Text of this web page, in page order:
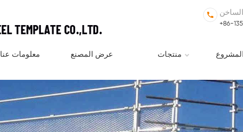
+86-
معلومات عنا عرض المصنع منتجات